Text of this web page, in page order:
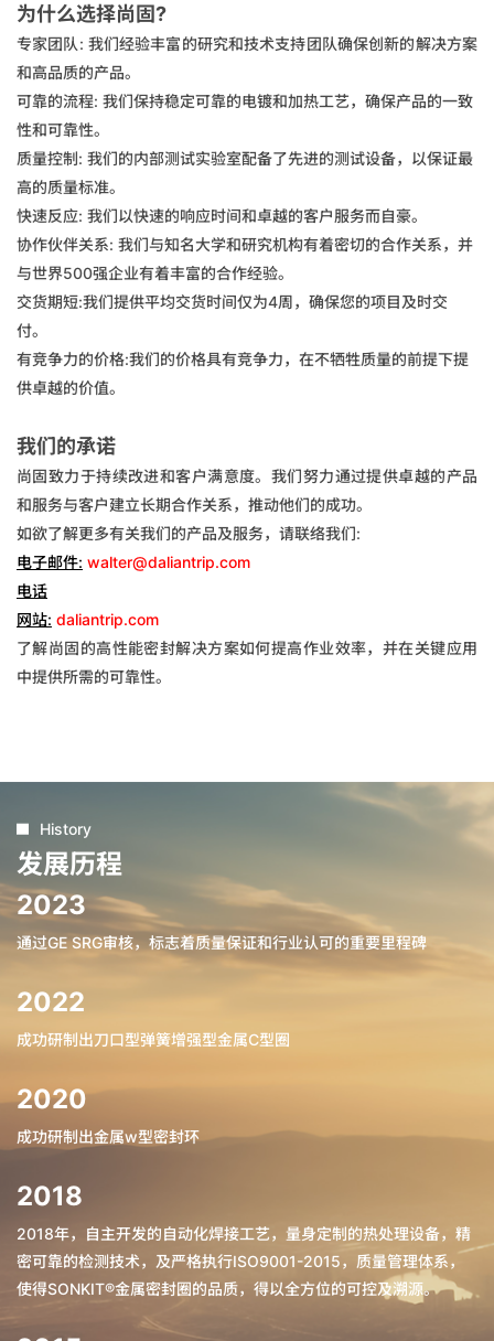
为什么选择尚固?
专家团队: 我们经验丰富的研究和技术支持团队确保创新的解决方案
和高品质的产品。
可靠的流程: 我们保持稳定可靠的电镀和加热工艺，确保产品的一致
性和可靠性。
质量控制: 我们的内部测试实验室配备了先进的测试设备，以保证最
高的质量标准。
快速反应: 我们以快速的响应时间和卓越的客户服务而自豪。
协作伙伴关系: 我们与知名大学和研究机构有着密切的合作关系，并
与世界500强企业有着丰富的合作经验。
交货期短:我们提供平均交货时间仅为4周，确保您的项目及时交
付。
有竞争力的价格:我们的价格具有竞争力，在不牺牲质量的前提下提
供卓越的价值。
我们的承诺
尚固致力于持续改进和客户满意度。我们努力通过提供卓越的产品
和服务与客户建立长期合作关系，推动他们的成功。
如欲了解更多有关我们的产品及服务，请联络我们:
电子邮件: walter@daliantrip.com
电话
网站: daliantrip.com
了解尚固的高性能密封解决方案如何提高作业效率，并在关键应用
中提供所需的可靠性。
History
发展历程
2023
通过GE SRG审核，标志着质量保证和行业认可的重要里程碑
2022
成功研制出刀口型弹簧增强型金属C型圈
2020
成功研制出金属w型密封环
2018
2018年，自主开发的自动化焊接工艺，量身定制的热处理设备，精
密可靠的检测技术，及严格执行ISO9001-2015，质量管理体系，
使得SONKIT®金属密封圈的品质，得以全方位的可控及溯源。